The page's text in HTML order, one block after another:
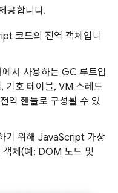
공합니다.
코드의 전역 객체입니
서 사용하는 GC 루트입
기호 테이블, VM 스레드
역 핸들로 구성될 수 있
기 위해 JavaScript 가상
체(예: DOM 노드 및